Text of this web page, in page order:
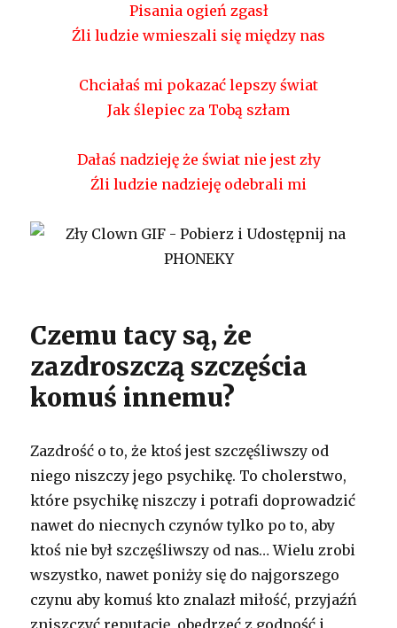
Pisania ogień zgasł
Źli ludzie wmieszali się między nas
Chciałaś mi pokazać lepszy świat
Jak ślepiec za Tobą szłam
Dałaś nadzieję że świat nie jest zły
Źli ludzie nadzieję odebrali mi
Czemu tacy są, że
zazdroszczą szczęścia
komuś innemu?
Zazdrość o to, że ktoś jest szczęśliwszy od
niego niszczy jego psychikę. To cholerstwo,
które psychikę niszczy i potrafi doprowadzić
nawet do niecnych czynów tylko po to, aby
ktoś nie był szczęśliwszy od nas… Wielu zrobi
wszystko, nawet poniży się do najgorszego
czynu aby komuś kto znalazł miłość, przyjaźń
zniszczyć reputację, obedrzeć z godność i